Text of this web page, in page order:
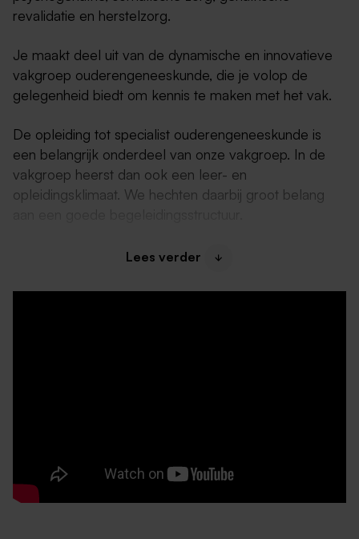
revalidatie en herstelzorg.
Je maakt deel uit van de dynamische en innovatieve
vakgroep ouderengeneeskunde, die je volop de
gelegenheid biedt om kennis te maken met het vak.
De opleiding tot specialist ouderengeneeskunde is
een belangrijk onderdeel van onze vakgroep. In de
vakgroep heerst dan ook een leer- en
opleidingsklimaat. We hechten daarbij groot belang
Jij staat centraal!
Budget- en personeelscoach
Leuke collega’s
warm welkom
ontzettenddankbare cliënten
Lees verder